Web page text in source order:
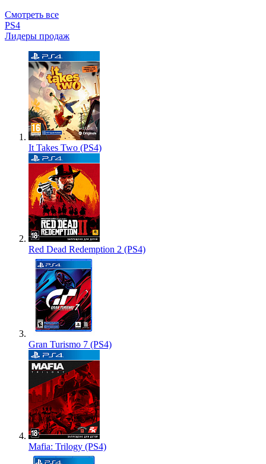
Смотреть все
PS4
Лидеры продаж
It Takes Two (PS4)
Red Dead Redemption 2 (PS4)
Gran Turismo 7 (PS4)
Mafia: Trilogy (PS4)